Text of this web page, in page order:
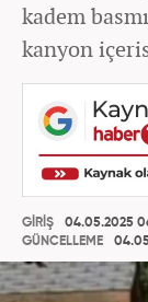
kadem
kanyon
GİRİŞ
04.05.2025
GÜNCELLEME